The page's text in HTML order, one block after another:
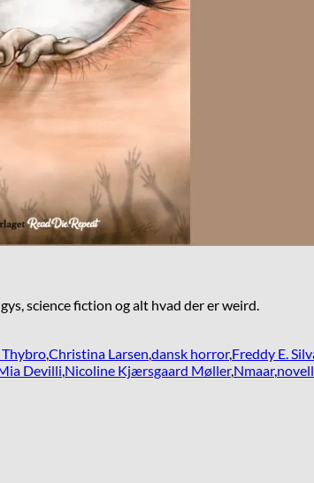
science fiction og alt hvad der er weird.
Thybro,Christina Larsen,dansk horror,Freddy E.
Devilli,Nicoline Kjærsgaard Møller,Nmaar,